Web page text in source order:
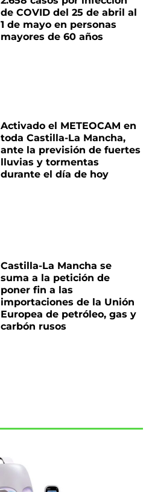
de COVID del 25 de abril al
1 de mayo en personas
mayores de 60 años
Activado el METEOCAM en
toda Castilla-La Mancha,
ante la previsión de fuertes
lluvias y tormentas
durante el día de hoy
Castilla-La Mancha se
suma a la petición de
poner fin a las
importaciones de la Unión
Europea de petróleo, gas y
carbón rusos